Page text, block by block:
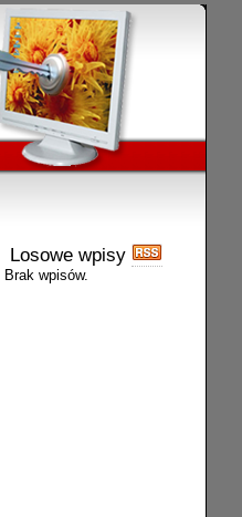
Losowe wpisy
Brak wpisów.